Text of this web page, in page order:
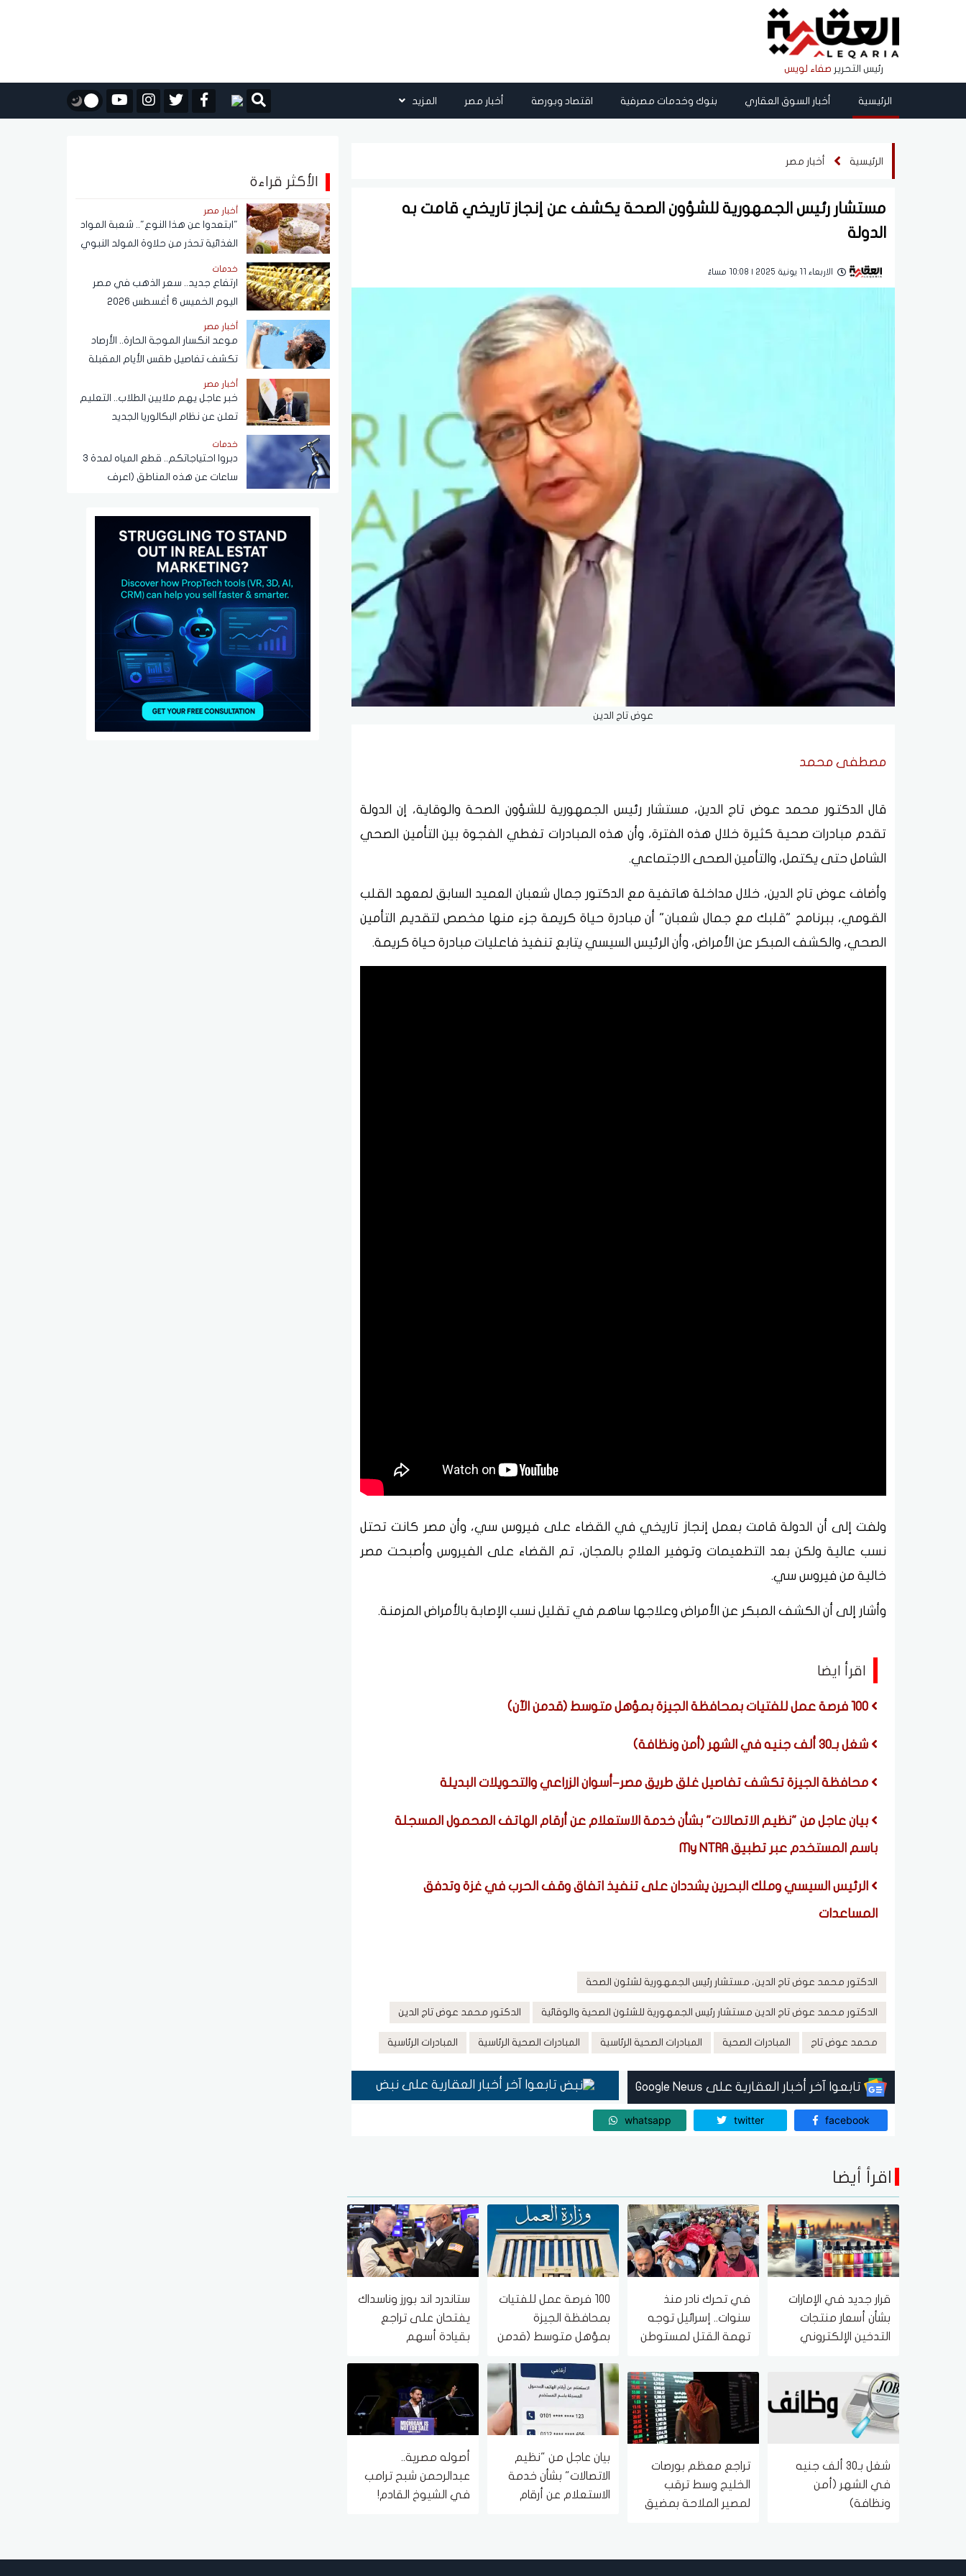
رئيس التحرير صفاء لويس
الرئيسية أخبار السوق العقاري بنوك وخدمات مصرفية اقتصاد وبورصة أخبار مصر المزيد
الرئيسية أخبار مصر
مستشار رئيس الجمهورية للشؤون الصحة يكشف عن إنجاز تاريخي قامت به
الدولة
الاربعاء 11 يونية 2025 | 10:08 مساءً
عوض تاج الدين
مصطفى محمد
قال الدكتور محمد عوض تاج الدين، مستشار رئيس الجمهورية للشؤون الصحة والوقاية، إن الدولة
تقدم مبادرات صحية كثيرة خلال هذه الفترة، وأن هذه المبادرات تغطي الفجوة بين التأمين الصحي
الشامل حتى يكتمل، والتأمين الصحى الاجتماعي.
وأضاف عوض تاج الدين، خلال مداخلة هاتفية مع الدكتور جمال شعبان العميد السابق لمعهد القلب
القومي، ببرنامج "قلبك مع جمال شعبان" أن مبادرة حياة كريمة جزء منها مخصص لتقديم التأمين
الصحي، والكشف المبكر عن الأمراض، وأن الرئيس السيسي يتابع تنفيذ فاعليات مبادرة حياة كريمة.
ولفت إلى أن الدولة قامت بعمل إنجاز تاريخي في القضاء على فيروس سي، وأن مصر كانت تحتل
نسب عالية ولكن بعد التطعيمات وتوفير العلاج بالمجان، تم القضاء على الفيروس وأصبحت مصر
خالية من فيروس سي.
وأشار إلى أن الكشف المبكر عن الأمراض وعلاجها ساهم في تقليل نسب الإصابة بالأمراض المزمنة.
اقرأ ايضا
شغل بـ30 ألف جنيه في الشهر (أمن ونظافة)
محافظة الجيزة تكشف تفاصيل غلق طريق مصر–أسوان الزراعي والتحويلات البديلة
بيان عاجل من "نظيم الاتصالات" بشأن خدمة الاستعلام عن أرقام الهاتف المحمول المسجلة
باسم المستخدم عبر تطبيق My NTRA
الرئيس السيسي وملك البحرين يشددان على تنفيذ اتفاق وقف الحرب في غزة وتدفق
المساعدات
الدكتور محمد عوض تاج الدين، مستشار رئيس الجمهورية لشئون الصحة
الدكتور محمد عوض تاج الدين مستشار رئيس الجمهورية للشئون الصحية والوقائية الدكتور محمد عوض تاج الدين
محمد عوض تاج المبادرات الصحية المبادرات الصحية الرئاسية المبادرات الصحية الرئاسية المبادرات الرئاسية
تابعوا آخر أخبار العقارية على Google News تابعوا آخر أخبار العقارية على نبض
facebook
twitter
whatsapp
اقرأ أيضا
قرار جديد في الإمارات
بشأن أسعار منتجات
التدخين الإلكتروني
سبتمبر المقبل
في تحرك نادر منذ
سنوات.. إسرائيل توجه
تهمة القتل لمستوطن
100 فرصة عمل للفتيات
بمحافظة الجيزة
بمؤهل متوسط (قدمن
ستاندرد اند بورز وناسداك
يفتحان على تراجع
بقيادة أسهم
شغل بـ30 ألف جنيه
في الشهر (أمن
ونظافة)
تراجع معظم بورصات
الخليج وسط ترقب
لمصير الملاحة بمضيق
بيان عاجل من "نظيم
الاتصالات" بشأن خدمة
الاستعلام عن أرقام
أصوله مصرية..
عبدالرحمن شبح ترامب
في الشيوخ القادم!
الأكثر قراءة
أخبار مصر
"ابتعدوا عن هذا النوع".. شعبة المواد
الغذائية تحذر من حلاوة المولد النبوي
خدمات
ارتفاع جديد.. سعر الذهب في مصر
اليوم الخميس 6 أغسطس 2026
أخبار مصر
موعد انكسار الموجة الحارة.. الأرصاد
تكشف تفاصيل طقس الأيام المقبلة
أخبار مصر
خبر عاجل يهم ملايين الطلاب.. التعليم
تعلن عن نظام البكالوريا الجديد
خدمات
دبروا احتياجاتكم.. قطع المياه لمدة 3
ساعات عن هذه المناطق (اعرف